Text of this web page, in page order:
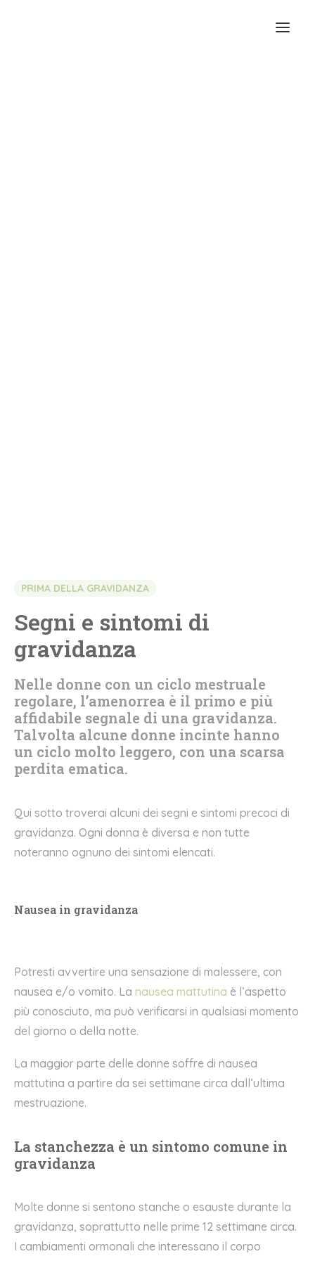
PRIMA DELLA GRAVIDANZA
Segni e sintomi di
gravidanza
Nelle donne con un ciclo mestruale
regolare, l’amenorrea è il primo e più
affidabile segnale di una gravidanza.
Talvolta alcune donne incinte hanno
un ciclo molto leggero, con una scarsa
perdita ematica.
Qui sotto troverai alcuni dei segni e sintomi precoci di
gravidanza. Ogni donna è diversa e non tutte
noteranno ognuno dei sintomi elencati.
Nausea in gravidanza
Potresti avvertire una sensazione di malessere, con
nausea e/o vomito. La nausea mattutina è l’aspetto
più conosciuto, ma può verificarsi in qualsiasi momento
del giorno o della notte.
La maggior parte delle donne soffre di nausea
mattutina a partire da sei settimane circa dall’ultima
mestruazione.
La stanchezza è un sintomo comune in
gravidanza
Molte donne si sentono stanche o esauste durante la
gravidanza, soprattutto nelle prime 12 settimane circa.
I cambiamenti ormonali che interessano il corpo